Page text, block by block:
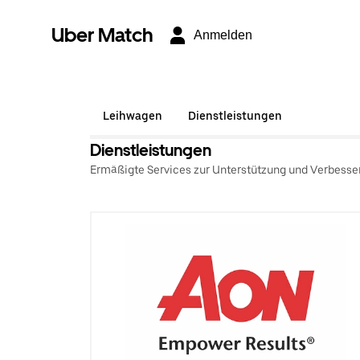
Uber Match Anmelden
Leihwagen Dienstleistungen
Dienstleistungen
Ermäßigte Services zur Unterstützung und